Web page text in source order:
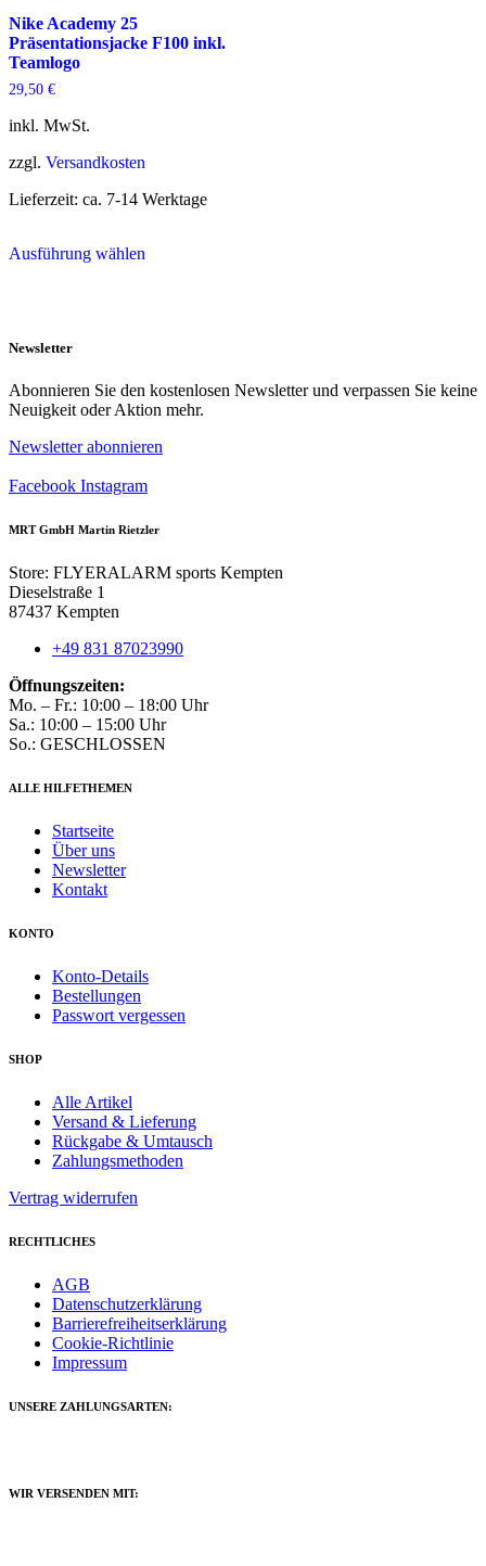
werden
Nike Academy 25
Präsentationsjacke F100 inkl.
Teamlogo
29,50 €
inkl. MwSt.
zzgl. Versandkosten
Lieferzeit: ca. 7-14 Werktage
Ausführung wählenProdukt
können
auf
Produktseite
werden
Newsletter
Abonnieren Sie den kostenlosen Newsletter und verpassen Sie keine
Neuigkeit oder Aktion mehr.
Newsletter abonnieren
Facebook Instagram
MRT GmbH Martin Rietzler
Store: FLYERALARM sports Kempten
Dieselstraße 1
87437 Kempten
+49 831 87023990
Öffnungszeiten:
Mo. – Fr.: 10:00 – 18:00 Uhr
Sa.: 10:00 – 15:00 Uhr
So.: GESCHLOSSEN
ALLE HILFETHEMEN
Startseite
Über uns
Newsletter
Kontakt
KONTO
Konto-Details
Bestellungen
Passwort vergessen
SHOP
Alle Artikel
Versand & Lieferung
Rückgabe & Umtausch
Zahlungsmethoden
Vertrag widerrufen
RECHTLICHES
AGB
Datenschutzerklärung
Barrierefreiheitserklärung
Cookie-Richtlinie
Impressum
UNSERE ZAHLUNGSARTEN:
WIR VERSENDEN MIT: